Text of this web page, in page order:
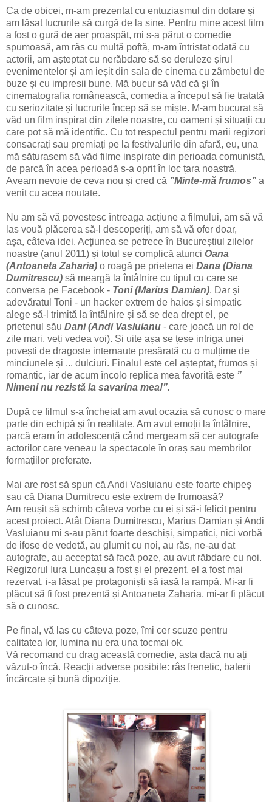
Ca de obicei, m-am prezentat cu entuziasmul din dotare și
am lăsat lucrurile să curgă de la sine. Pentru mine acest film
a fost o gură de aer proaspăt, mi s-a părut o comedie
spumoasă, am râs cu multă poftă, m-am întristat odată cu
actorii, am așteptat cu nerăbdare să se deruleze șirul
evenimentelor și am ieșit din sala de cinema cu zâmbetul de
buze și cu impresii bune. Mă bucur să văd că și în
cinematografia românească, comedia a început să fie tratată
cu seriozitate și lucrurile încep să se miște. M-am bucurat să
văd un film inspirat din zilele noastre, cu oameni și situații cu
care pot să mă identific. Cu tot respectul pentru marii regizori
consacrați sau premiați pe la festivalurile din afară, eu, una
mă săturasem să văd filme inspirate din perioada comunistă,
de parcă în acea perioadă s-a oprit în loc țara noastră.
Aveam nevoie de ceva nou și cred că ”Minte-mă frumos” a
venit cu acea noutate.
Nu am să vă povestesc întreaga acțiune a filmului, am să vă
las vouă plăcerea să-l descoperiți, am să vă ofer doar,
așa, câteva idei. Acțiunea se petrece în Bucureștiul zilelor
noastre (anul 2011) și totul se complică atunci Oana
(Antoaneta Zaharia) o roagă pe prietena ei Dana (Diana
Dumitrescu) să meargă la întâlnire cu tipul cu care se
conversa pe Facebook - Toni (Marius Damian). Dar și
adevăratul Toni - un hacker extrem de haios și simpatic
alege să-l trimită la întâlnire și să se dea drept el, pe
prietenul său Dani (Andi Vasluianu - care joacă un rol de
zile mari, veți vedea voi). Și uite așa se țese intriga unei
povești de dragoste internaute presărată cu o mulțime de
minciunele și ... dulciuri. Finalul este cel așteptat, frumos și
romantic, iar de acum încolo replica mea favorită este ”
Nimeni nu rezistă la savarina mea!”.
După ce filmul s-a încheiat am avut ocazia să cunosc o mare
parte din echipă și în realitate. Am avut emoții la întâlnire,
parcă eram în adolescență când mergeam să cer autografe
actorilor care veneau la spectacole în oraș sau membrilor
formațiilor preferate.
Mai are rost să spun că Andi Vasluianu este foarte chipeș
sau că Diana Dumitrecu este extrem de frumoasă?
Am reușit să schimb câteva vorbe cu ei și să-i felicit pentru
acest proiect. Atât Diana Dumitrescu, Marius Damian și Andi
Vasluianu mi s-au părut foarte deschiși, simpatici, nici vorbă
de ifose de vedetă, au glumit cu noi, au răs, ne-au dat
autografe, au acceptat să facă poze, au avut răbdare cu noi.
Regizorul Iura Luncașu a fost și el prezent, el a fost mai
rezervat, i-a lăsat pe protagoniști să iasă la rampă. Mi-ar fi
plăcut să fi fost prezentă și Antoaneta Zaharia, mi-ar fi plăcut
să o cunosc.
Pe final, vă las cu câteva poze, îmi cer scuze pentru
calitatea lor, lumina nu era una tocmai ok.
Vă recomand cu drag această comedie, asta dacă nu ați
văzut-o încă. Reacții adverse posibile: râs frenetic, baterii
încărcate și bună dipoziție.